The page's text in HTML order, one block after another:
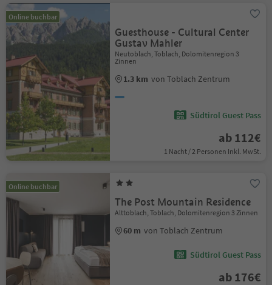
Online buchbar
Guesthouse - Cultural Center
Gustav Mahler
Neutoblach, Toblach, Dolomitenregion 3
Zinnen
1.3 km von Toblach Zentrum
Südtirol Guest Pass
ab 112€
1 Nacht / 2 Personen Inkl. MwSt.
Online buchbar
The Post Mountain Residence
Alttoblach, Toblach, Dolomitenregion 3 Zinnen
60 m von Toblach Zentrum
Südtirol Guest Pass
ab 176€